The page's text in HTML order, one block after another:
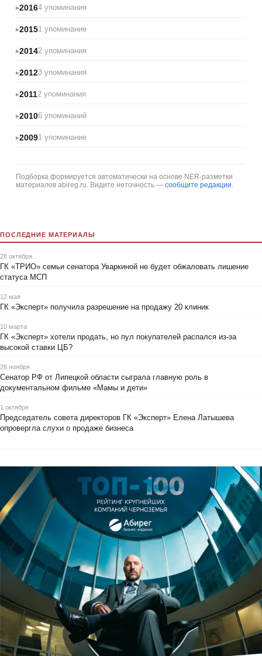
20164 упоминания
20151 упоминание
20142 упоминания
20123 упоминания
20112 упоминания
20106 упоминаний
20091 упоминание
Подборка формируется автоматически на основе NER-разметки
материалов abireg.ru. Видите неточность — сообщите редакции
ПОСЛЕДНИЕ МАТЕРИАЛЫ
28 октября
ГК «ТРИО» семьи сенатора Уваркиной не будет обжаловать лишение
статуса МСП
12 мая
ГК «Эксперт» получила разрешение на продажу 20 клиник
10 марта
ГК «Эксперт» хотели продать, но пул покупателей распался из-за
высокой ставки ЦБ?
26 ноября
Сенатор РФ от Липецкой области сыграла главную роль в
документальном фильме «Мамы и дети»
1 октября
Председатель совета директоров ГК «Эксперт» Елена Латышева
опровергла слухи о продаже бизнеса